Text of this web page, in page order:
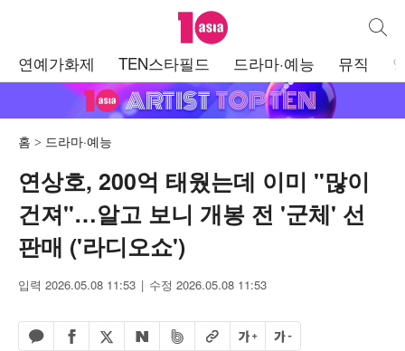
텐아시아 통합
연예가화제 TEN스타필드 드라마·예능 뮤직
홈 드라마·예능
연상호, 200억 태웠는데 이미 "많이
건져"…알고 보니 개봉 전 '군체' 선
판매 ('라디오쇼')
입력 2026.05.08 11:53 수정 2026.05.08 11:53
카카오톡 공유하기
페이스북 공유하기
엑스 공유하기
네이버 공유하기
밴드 공유하기
URL복사글자 크게글자 작게